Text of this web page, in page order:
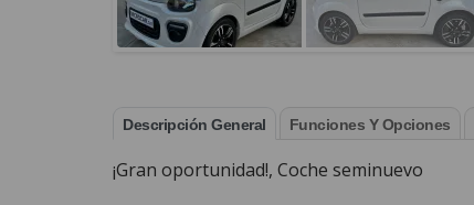
Descripción General Funciones Y Opciones
¡Gran oportunidad!, Coche seminuevo